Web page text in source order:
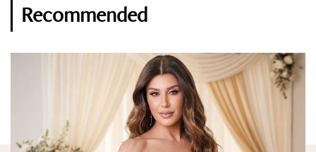
Recommended